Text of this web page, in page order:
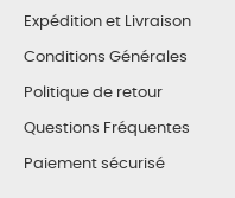
Expédition et Livraison
Conditions Générales
Politique de retour
Questions Fréquentes
Paiement sécurisé